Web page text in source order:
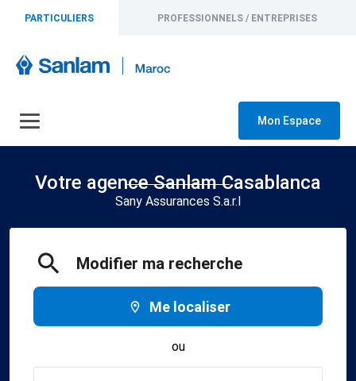
PARTICULIERS PROFESSIONNELS / ENTREPRISES
Mon Espace
Votre agence Sanlam Casablanca
Sany Assurances S.a.r.l
Modifier ma recherche
Me localiser
ou